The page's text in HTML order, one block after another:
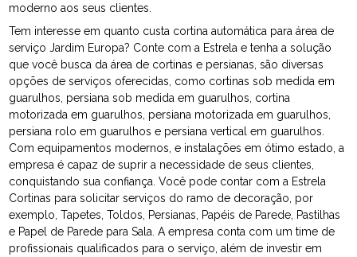
moderno aos seus clientes.
Tem interesse em quanto custa cortina automática para área de
serviço Jardim Europa? Conte com a Estrela e tenha a solução
que você busca da área de cortinas e persianas, são diversas
opções de serviços oferecidas, como cortinas sob medida em
guarulhos, persiana sob medida em guarulhos, cortina
motorizada em guarulhos, persiana motorizada em guarulhos,
persiana rolo em guarulhos e persiana vertical em guarulhos.
Com equipamentos modernos, e instalações em ótimo estado, a
empresa é capaz de suprir a necessidade de seus clientes,
conquistando sua confiança. Você pode contar com a Estrela
Cortinas para solicitar serviços do ramo de decoração, por
exemplo, Tapetes, Toldos, Persianas, Papéis de Parede, Pastilhas
e Papel de Parede para Sala. A empresa conta com um time de
profissionais qualificados para o serviço, além de investir em